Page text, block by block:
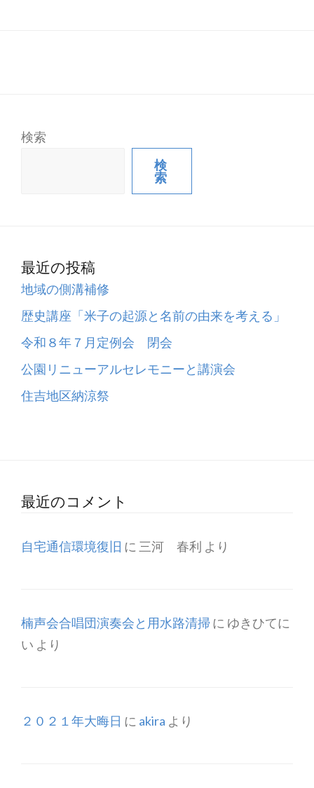
検索
検
索
最近の投稿
地域の側溝補修
歴史講座「米子の起源と名前の由来を考える」
令和８年７月定例会 閉会
公園リニューアルセレモニーと講演会
住吉地区納涼祭
最近のコメント
自宅通信環境復旧 に 三河 春利 より
楠声会合唱団演奏会と用水路清掃 に ゆきひてに
い より
２０２１年大晦日 に akira より